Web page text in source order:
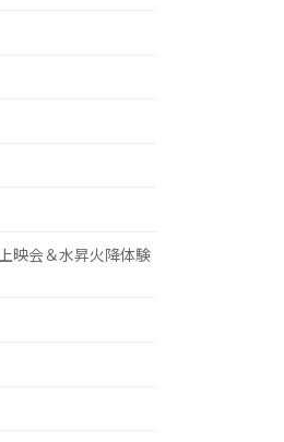
映会＆水昇火降体験